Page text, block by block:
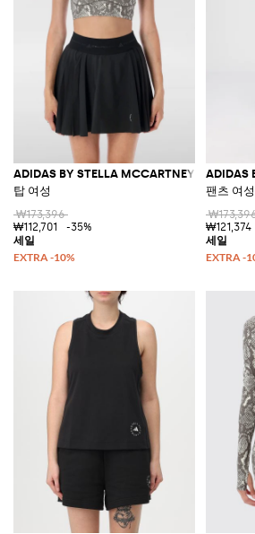
ADIDAS BY STELLA MCCARTNEY
탑 여성
₩173,396
₩112,701
-35%
ADIDAS
팬츠 여성
₩121,374